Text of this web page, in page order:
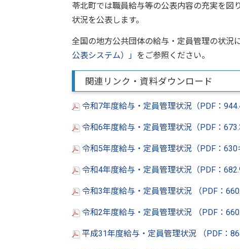
苓北町では職員給与等の公表内容の充実を図
状況を公表します。
全国の地方公共団体の給与・定員管理の状況
公表システム）」 をご参照ください。
関連リンク・資料ダウンロード
令和7年度給与・定員管理状況（PDF：
令和6年度給与・定員管理状況（PDF：
令和5年度給与・定員管理状況（PDF：630
令和4年度給与・定員管理状況（PDF：
令和3年度給与・定員管理状況 （PDF：
令和2年度給与・定員管理状況 （PDF：
平成31年度給与・定員管理状況 （PDF：